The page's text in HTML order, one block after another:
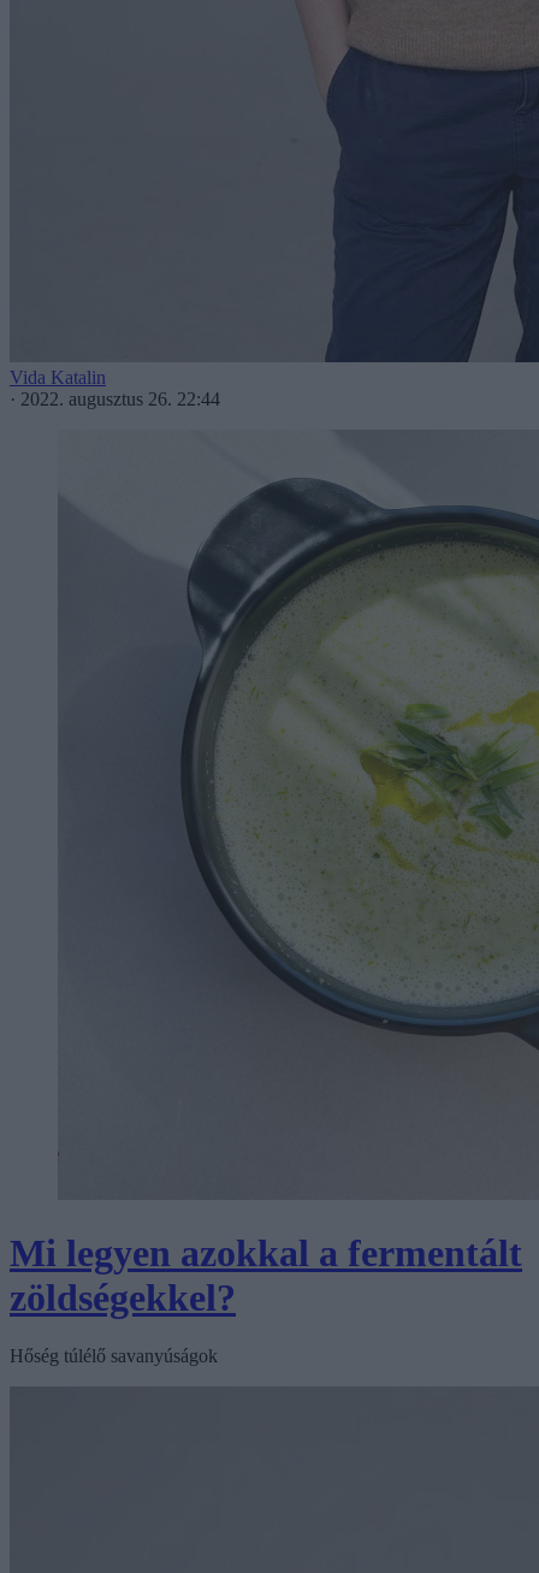
Vida Katalin
· 2022. augusztus 26. 22:44
Mi legyen azokkal a fermentált
zöldségekkel?
Hőség túlélő savanyúságok